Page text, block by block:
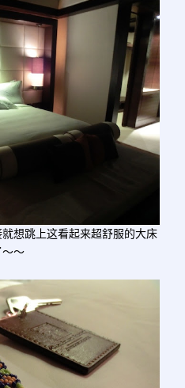
想跳上这看起来超舒服的大床
～～